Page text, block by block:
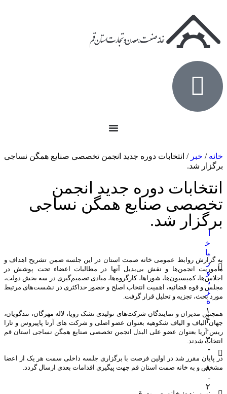
خانه / خبر / انتخابات دوره جدید انجمن تخصصی صنایع همگن نساجی
برگزار شد.
انتخابات دوره جدید انجمن
تخصصی صنایع همگن نساجی
برگزار شد.
خ
با
ر
و
ی
ژ
ه
۱
۴
۰
۳
-
۰
۸
-
۲
به گزارش روابط عمومی خانه صمت استان در این جلسه ضمن تشریح اهداف و
ماموریت انجمن‌ها و نقش بی‌بدیل آنها در مطالبات اعضاء تحت پوشش در
اجلاس‌ها، کمیسیون‌ها، شوراها، کارگروه‌ها، مبادی تصمیم‌گیری در سه بخش دولت،
مجلس و قوه قضائیه، اهمیت انتخاب اصلح و حضور حداکثری در نشست‌های مرتبط
مورد بحث، تجزیه و تحلیل قرار گرفت.
همچنین مدیران و نمایندگان شرکت‌های تولیدی تشک رویا، لاله مهرگان، تندگویان،
جهان الیاف و الیاف شکوهیه بعنوان عضو اصلی و شرکت های آرتا پاپیروس و تارا
ریس آریا بعنوان عضو علی البدل انجمن تخصصی صنایع همگن نساجی استان قم
انتخاب شدند.
در پایان مقرر شد در اولین فرصت با برگزاری جلسه داخلی سمت هر یک از اعضا
مشخص و به خانه صمت استان قم جهت پیگیری اقدامات بعدی ارسال گردد.